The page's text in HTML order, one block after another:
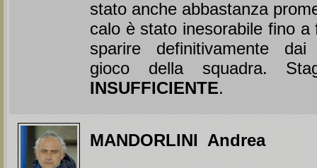
stato anche abbastanza
calo è stato inesorabile fino a
sparire definitivamente
gioco della squadra.
INSUFFICIENTE.
MANDORLINI Andrea